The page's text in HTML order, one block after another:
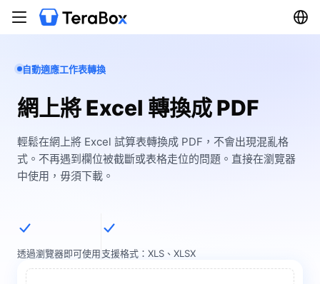
自動適應工作表轉換
網上將 Excel 轉換成 PDF
輕鬆在網上將 Excel 試算表轉換成 PDF，不會出現混亂格
式。不再遇到欄位被截斷或表格走位的問題。直接在瀏覽器
中使用，毋須下載。
透過瀏覽器即可使用支援格式：XLS、XLSX